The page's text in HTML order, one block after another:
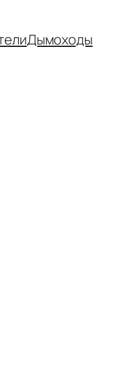
Дымоходы